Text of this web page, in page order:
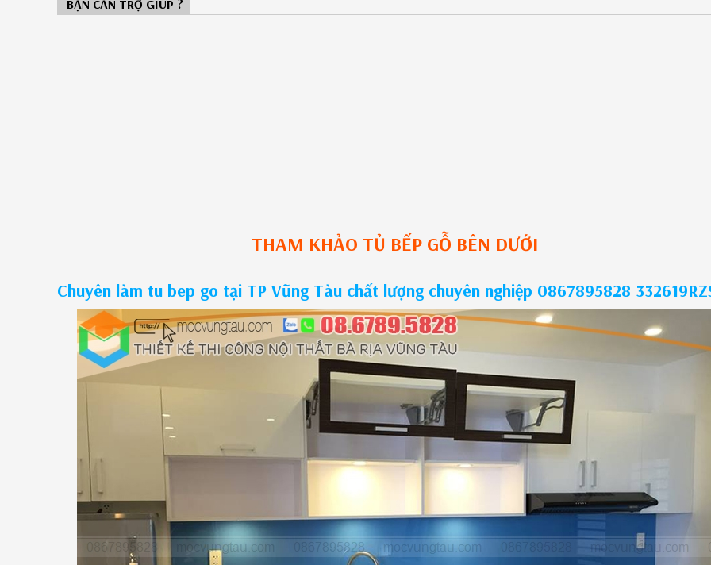
BẠN CẦN TRỢ GIÚP ?
THAM KHẢO TỦ BẾP GỖ BÊN DƯỚI
Chuyên làm tu bep go tại TP Vũng Tàu chất lượng chuyên nghiệp 0867895828